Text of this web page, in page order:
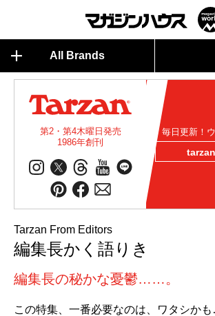
All Brands
第2・第4木曜日発売
1986年創刊
毎日更新！
Tarzan From Editors
編集長かく語りき
編集長の秘かな憂鬱……。
この特集、一番必要なのは、ワタシか